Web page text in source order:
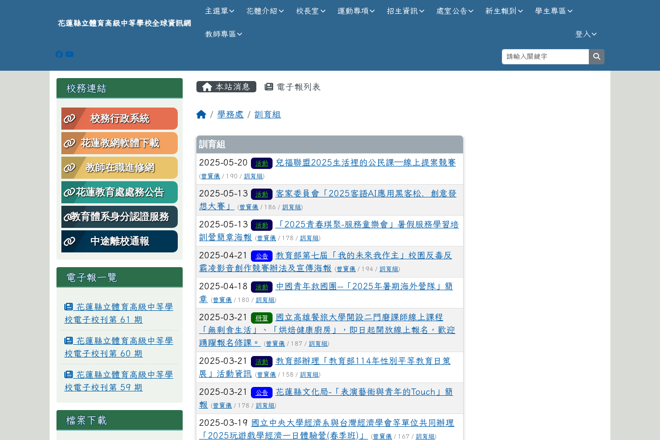
花蓮縣立體育高級中等學校全球資訊網
花蓮縣立體育高級中等學校全球資訊網
主選單 花體介紹 校長室 運動專項 招生資訊 處室公告 新生報到 學生專區
教師專區 登入
左邊區域內容
校務連結
校務行政系統
花蓮教網軟體下載
教師在職進修網
花蓮教育處處務公告
教育體系身分認證服務
中途離校通報
電子報一覽
花蓮縣立體育高級中等學
校電子校刊第 61 期
花蓮縣立體育高級中等學
校電子校刊第 60 期
花蓮縣立體育高級中等學
校電子校刊第 59 期
檔案下載
主內容區域
本站消息 電子報列表
回首頁
學務處 訓育組
文章列表
訓育組
2025-05-20 活動 兒福聯盟2025生活裡的公民課—線上提案競賽
(曾寶儀 / 190 / 訓育組)
2025-05-13 活動
客家委員會「2025客語AI應用黑客松．創意發
想大賽」
(曾寶儀 / 186 / 訓育組)
2025-05-13 活動
「2025青春琪聚-服務童樂會」暑假服務學習培
訓營簡章海報
(曾寶儀 / 178 / 訓育組)
2025-04-21 公告
教育部第七屆「我的未來我作主」校園反毒反
霸凌影音創作競賽辦法及宣傳海報
(曾寶儀 / 194 / 訓育組)
2025-04-18 活動
中國青年救國團--「2025年暑期海外營隊」簡
章
(曾寶儀 / 180 / 訓育組)
2025-03-21 研習
國立高雄餐旅大學開設二門磨課師線上課程
「無剩食生活」、「烘焙健康廚房」，即日起開放線上報名，歡迎
踴躍報名修課。
(曾寶儀 / 187 / 訓育組)
2025-03-21 活動
教育部辦理「教育部114年性別平等教育日策
展」活動資訊
(曾寶儀 / 158 / 訓育組)
2025-03-21 公告
花蓮縣文化局-「表演藝術與青年的Touch」簡
報
(曾寶儀 / 178 / 訓育組)
2025-03-19 國立中央大學經濟系與台灣經濟學會等單位共同辦理
「2025玩遊戲學經濟一日體驗營(春季班)」
(曾寶儀 / 167 / 訓育組)
頁尾區域